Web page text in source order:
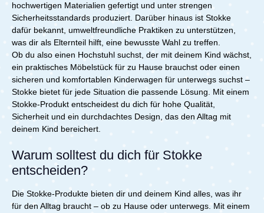
hochwertigen Materialien gefertigt und unter strengen
Sicherheitsstandards produziert. Darüber hinaus ist Stokke
dafür bekannt, umweltfreundliche Praktiken zu unterstützen,
was dir als Elternteil hilft, eine bewusste Wahl zu treffen.
Ob du also einen Hochstuhl suchst, der mit deinem Kind wächst,
ein praktisches Möbelstück für zu Hause brauchst oder einen
sicheren und komfortablen Kinderwagen für unterwegs suchst –
Stokke bietet für jede Situation die passende Lösung. Mit einem
Stokke-Produkt entscheidest du dich für hohe Qualität,
Sicherheit und ein durchdachtes Design, das den Alltag mit
deinem Kind bereichert.
Warum solltest du dich für Stokke
entscheiden?
Die Stokke-Produkte bieten dir und deinem Kind alles, was ihr
für den Alltag braucht – ob zu Hause oder unterwegs. Mit einem